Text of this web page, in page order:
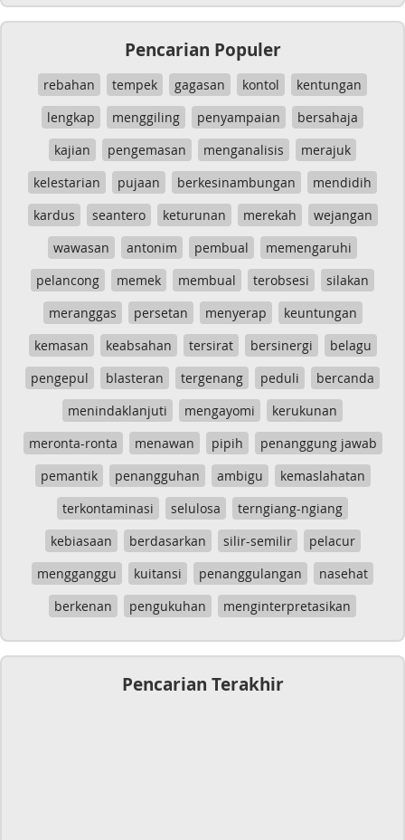
Pencarian Populer
rebahan tempek gagasan kontol
kentungan
lengkap
menggiling penyampaian
bersahaja
kajian
pengemasan menganalisis
merajuk
kelestarian
pujaan berkesinambungan
mendidih
kardus
seantero keturunan merekah
wejangan
wawasan
antonim pembual
memengaruhi
pelancong
memek membual terobsesi
silakan
meranggas
persetan menyerap
keuntungan
kemasan
keabsahan tersirat bersinergi
belagu
pengepul
blasteran tergenang peduli
bercanda
menindaklanjuti
mengayomi
kerukunan
meronta-ronta
menawan pipih
penanggung jawab
pemantik
penangguhan ambigu
kemaslahatan
terkontaminasi
selulosa
terngiang-ngiang
kebiasaan
berdasarkan silir-semilir
pelacur
mengganggu
kuitansi penanggulangan
nasehat
berkenan
pengukuhan menginterpretasikan
Pencarian Terakhir